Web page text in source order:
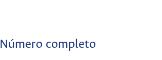
Número completo